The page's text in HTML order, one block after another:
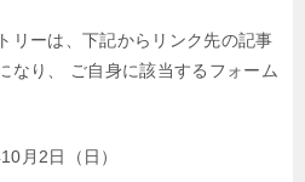
リーは、下記からリンク先の記事
なり、
ご自身に該当するフォーム
月2日（日）